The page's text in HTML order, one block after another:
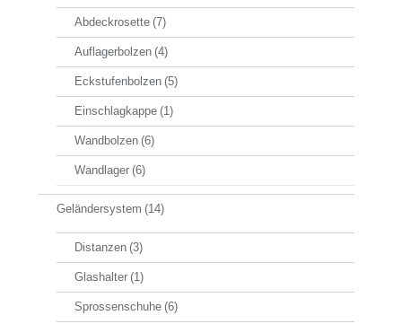
Abdeckrosette (7)
Auflagerbolzen (4)
Eckstufenbolzen (5)
Einschlagkappe (1)
Wandbolzen (6)
Wandlager (6)
Geländersystem (14)
Distanzen (3)
Glashalter (1)
Sprossenschuhe (6)